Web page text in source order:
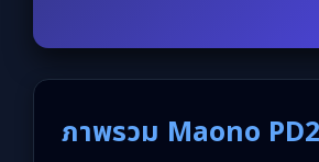
ภาพรวม Maono